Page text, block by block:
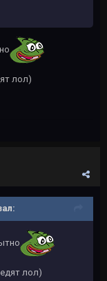
лол)
лол)